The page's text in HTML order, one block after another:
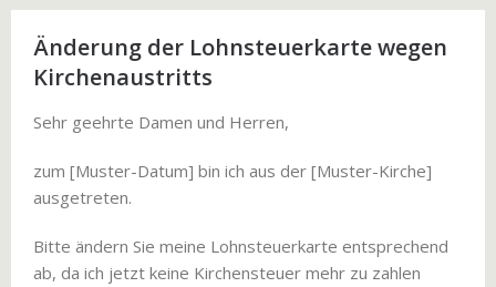
Änderung der Lohnsteuerkarte wegen
Kirchenaustritts
Sehr geehrte Damen und Herren,
zum [Muster-Datum] bin ich aus der [Muster-Kirche]
ausgetreten.
Bitte ändern Sie meine Lohnsteuerkarte entsprechend
ab, da ich jetzt keine Kirchensteuer mehr zu zahlen